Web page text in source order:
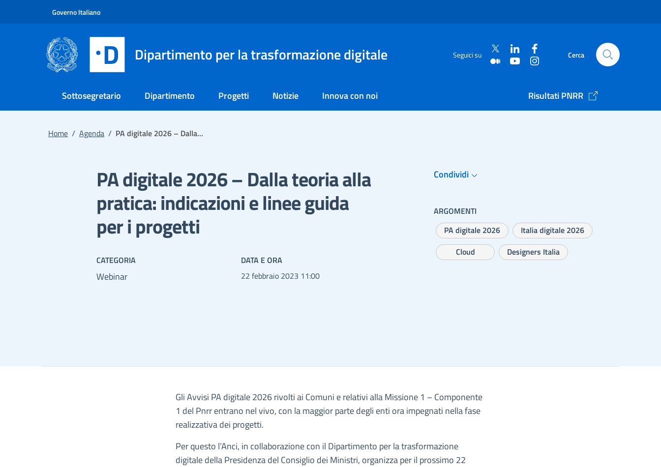
Governo Italiano
Dipartimento per la trasformazione digitale Seguici su Cerca
Sottosegretario Dipartimento Progetti Notizie Innova con noi Risultati PNRR
Home / Agenda / PA digitale 2026 – Dalla…
PA digitale 2026 – Dalla teoria alla
pratica: indicazioni e linee guida
per i progetti
CATEGORIA
Webinar
DATA E ORA
22 febbraio 2023 11:00
Condividi
ARGOMENTI
PA digitale 2026
Italia digitale 2026
Cloud
Designers Italia
Gli Avvisi PA digitale 2026 rivolti ai Comuni e relativi alla Missione 1 – Componente
1 del Pnrr entrano nel vivo, con la maggior parte degli enti ora impegnati nella fase
realizzativa dei progetti.
Per questo l’Anci, in collaborazione con il Dipartimento per la trasformazione
digitale della Presidenza del Consiglio dei Ministri, organizza per il prossimo 22